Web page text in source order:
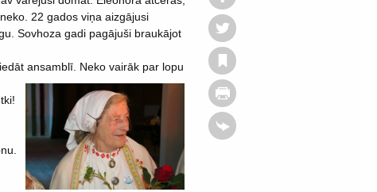
22 gados viņa aizgājusi
Sovhoza gadi pagājuši braukājot
ansamblī. Neko vairāk par lopu